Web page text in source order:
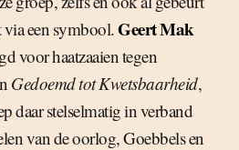
via een symbool.Geert Mak
voor haatzaaien tegen
Gedoemd tot Kwetsbaarheid,
daar stelselmatig in verband
van de oorlog, Goebbels en